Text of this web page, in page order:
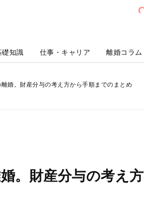
礎知識 仕事・キャリア 離婚コラム
婚。財産分与の考え方から手順までのまとめ
。財産分与の考え